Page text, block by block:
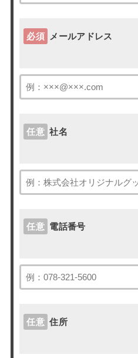
必須 メールアドレス
任意 社名
任意 電話番号
任意 住所